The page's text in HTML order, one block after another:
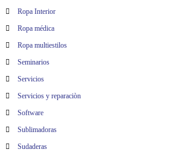
Ropa Interior
Ropa médica
Ropa multiestilos
Seminarios
Servicios
Servicios y reparaciòn
Software
Sublimadoras
Sudaderas